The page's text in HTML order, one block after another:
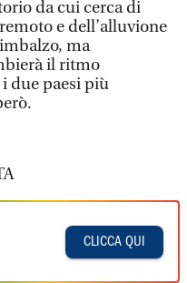
da cui cerca di
e dell’alluvione
ma
il ritmo
due paesi più
CLICCA QUI